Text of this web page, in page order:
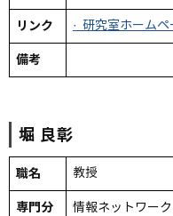
リンク · 研究室ホームペ
備考
堀 良彰
職名 教授
専門分
情報ネットワー